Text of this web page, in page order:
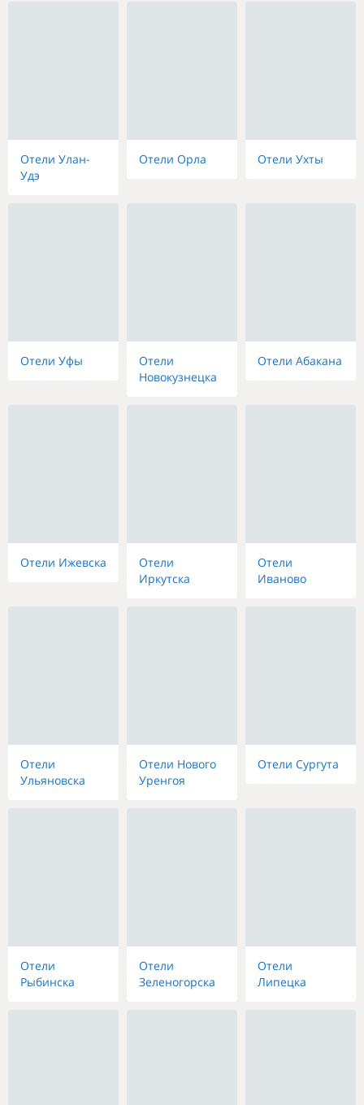
Отели Улан-
Удэ
Отели Орла Отели Ухты
Отели Уфы
Отели
Новокузнецка
Отели Абакана
Отели Ижевска
Отели
Иркутска
Отели
Иваново
Отели
Ульяновска
Отели Нового
Уренгоя
Отели Сургута
Отели
Рыбинска
Отели
Зеленогорска
Отели
Липецка